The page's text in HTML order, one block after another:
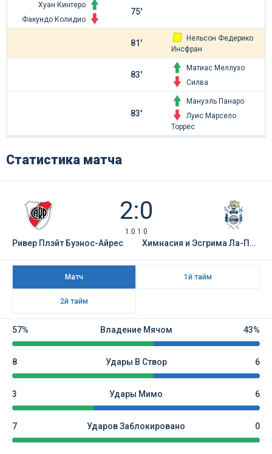
Хуан Кинтеро
Факундо Колидио
75'
81'
Нельсон Федерико
Инсфран
83'
Матиас Меллузо
Силва
83'
Мануэль Панаро
Луис Марсело
Торрес
Статистика матча
2:0
1:0 1:0
Ривер Плэйт Буэнос-Айрес Химнасия и Эсгрима Ла-Плата
Матч 1й тайм
2й тайм
57% Владение Мячом 43%
8 Удары В Створ 6
3 Удары Мимо 6
7 Ударов Заблокировано 0